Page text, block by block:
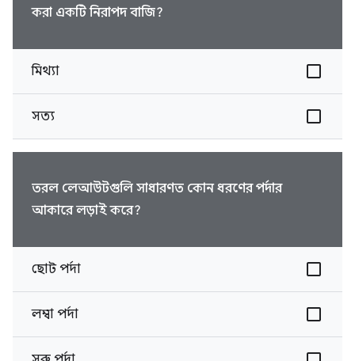
করা একটি নিরাপদ বাজি?
মিথ্যা
সত্য
তরল লেআউটগুলি সাধারণত কোন ধরণের পর্দার
আকারে লড়াই করে?
ছোট পর্দা
লম্বা পর্দা